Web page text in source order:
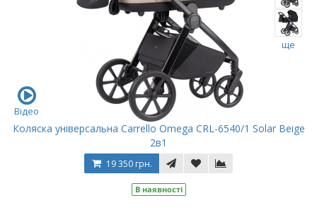
ще
Відео
Коляска універсальна Carrello Omega CRL-6540/1 Solar Beige
2в1
19 350 грн.
В наявності